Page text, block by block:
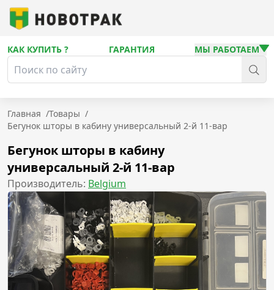
КАК КУПИТЬ ? ГАРАНТИЯ МЫ РАБОТАЕМ
Главная /Товары /
Бегунок шторы в кабину универсальный 2-й 11-вар
Бегунок шторы в кабину
универсальный 2-й 11-вар
Производитель: Belgium